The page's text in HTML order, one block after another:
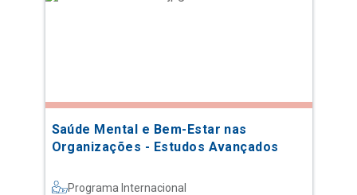
Saúde Mental e Bem-Estar nas
Organizações - Estudos Avançados
Programa Internacional